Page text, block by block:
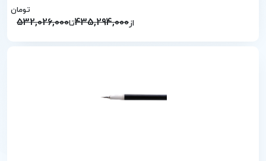
از435,294,000تا532,026,000
تومان